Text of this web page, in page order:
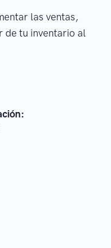
las ventas,
de tu inventario al